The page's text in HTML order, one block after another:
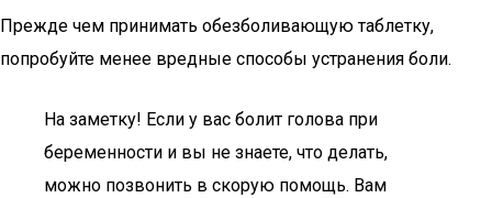
Прежде чем принимать обезболивающую таблетку,
попробуйте менее вредные способы устранения боли.
На заметку! Если у вас болит голова при
беременности и вы не знаете, что делать,
можно позвонить в скорую помощь. Вам